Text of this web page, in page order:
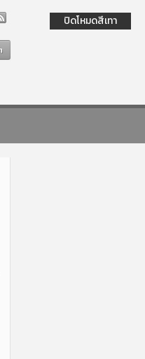
ปิดโหมดสีเทา